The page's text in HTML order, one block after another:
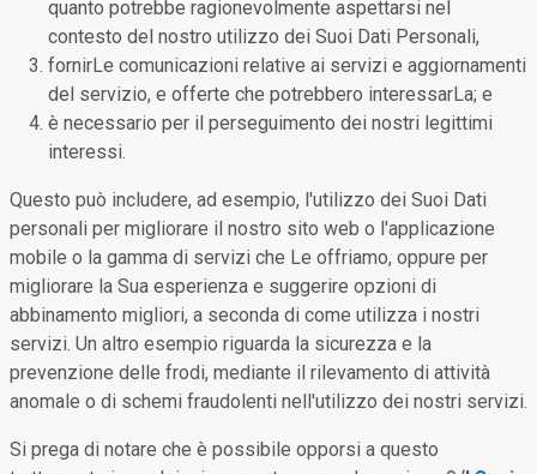
quanto potrebbe ragionevolmente aspettarsi nel
contesto del nostro utilizzo dei Suoi Dati Personali,
fornirLe comunicazioni relative ai servizi e aggiornamenti
del servizio, e offerte che potrebbero interessarLa; e
è necessario per il perseguimento dei nostri legittimi
interessi.
Questo può includere, ad esempio, l'utilizzo dei Suoi Dati
personali per migliorare il nostro sito web o l'applicazione
mobile o la gamma di servizi che Le offriamo, oppure per
migliorare la Sua esperienza e suggerire opzioni di
abbinamento migliori, a seconda di come utilizza i nostri
servizi. Un altro esempio riguarda la sicurezza e la
prevenzione delle frodi, mediante il rilevamento di attività
anomale o di schemi fraudolenti nell'utilizzo dei nostri servizi.
Si prega di notare che è possibile opporsi a questo